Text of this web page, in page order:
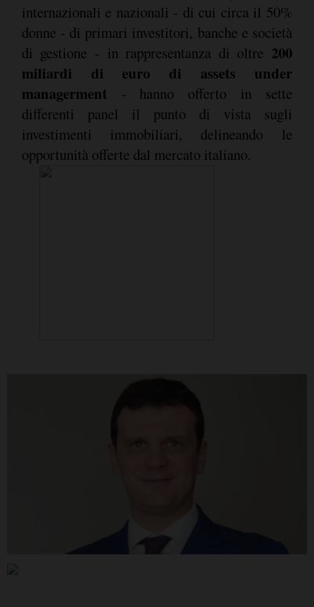
internazionali e nazionali - di cui circa il 50%
donne - di primari investitori, banche e società
di gestione - in rappresentanza di oltre 200
miliardi di euro di assets under
managerment - hanno offerto in sette
differenti panel il punto di vista sugli
investimenti immobiliari, delineando le
opportunità offerte dal mercato italiano.